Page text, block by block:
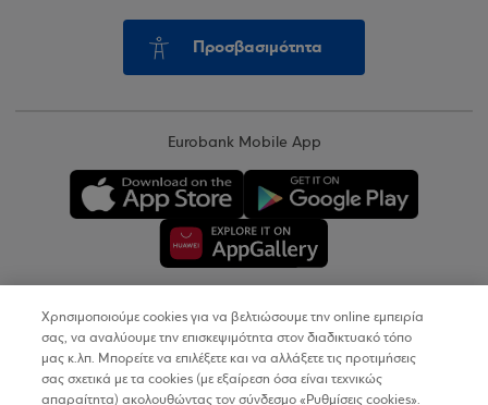
Προσβασιμότητα
Eurobank Mobile App
Copyright © 2026
Όροι Χρήσης
Χρησιμοποιούμε cookies για να βελτιώσουμε την online εμπειρία
σας, να αναλύουμε την επισκεψιμότητα στον διαδικτυακό τόπο
μας κ.λπ. Μπορείτε να επιλέξετε και να αλλάξετε τις προτιμήσεις
σας σχετικά με τα cookies (με εξαίρεση όσα είναι τεχνικώς
απαραίτητα) ακολουθώντας τον σύνδεσμο «Ρυθμίσεις cookies».